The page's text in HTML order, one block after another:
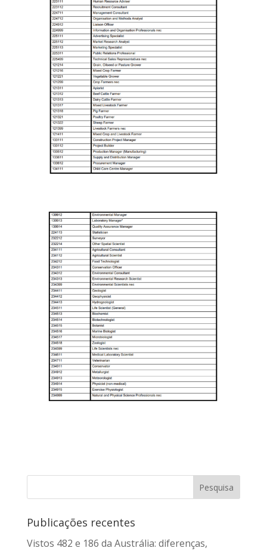
Publicações recentes
Vistos 482 e 186 da Austrália: diferenças,